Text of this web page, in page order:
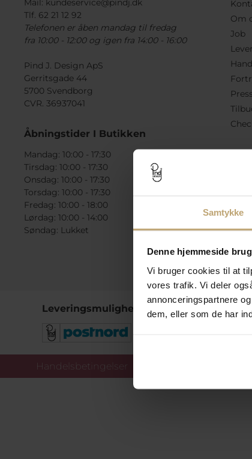
Samtykke
Denne hjemmeside
Vi bruger cookies til at
vores trafik. Vi deler
annonceringspartnere
dem, eller som de har
Mail: kundeservice@pindj.dk
Tlf. 62 21 12 92
Telefonen er åben mandag til fredag
fra 10:00 - 12:00 og igen fra 14:00 - 16:00
Pind J. Design ApS
Gerritsgade 44
5700 Svendborg
CVR. 36937041
Åbningstider I Butikken
Mandag: 10:00 - 17:30
Tirsdag: 10:00 - 17:30
Onsdag: 10:00 - 17:30
Torsdag: 10:00 - 17:30
Fredag: 10:00 - 18:00
Lørdag: 10:00 - 14:00
Søndag: Lukket
Om
Job
Leveringsmuligheder
Handelsbetingelser